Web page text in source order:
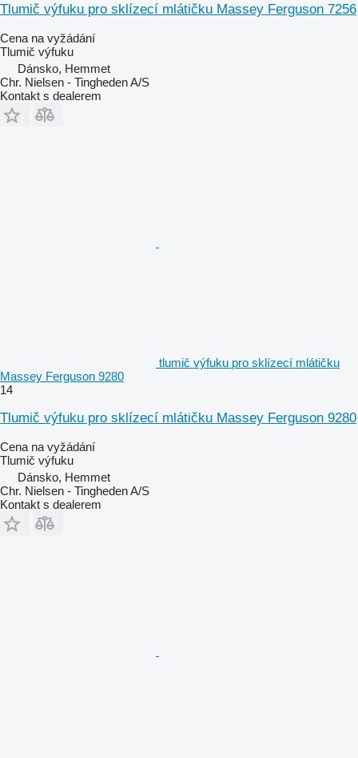
Tlumič výfuku pro sklízecí mlátičku Massey Ferguson 7256
Cena na vyžádání
Tlumič výfuku
Dánsko, Hemmet
Chr. Nielsen - Tingheden A/S
Kontakt s dealerem
tlumič výfuku pro sklízecí mlátičku
Massey Ferguson 9280
14
Tlumič výfuku pro sklízecí mlátičku Massey Ferguson 9280
Cena na vyžádání
Tlumič výfuku
Dánsko, Hemmet
Chr. Nielsen - Tingheden A/S
Kontakt s dealerem